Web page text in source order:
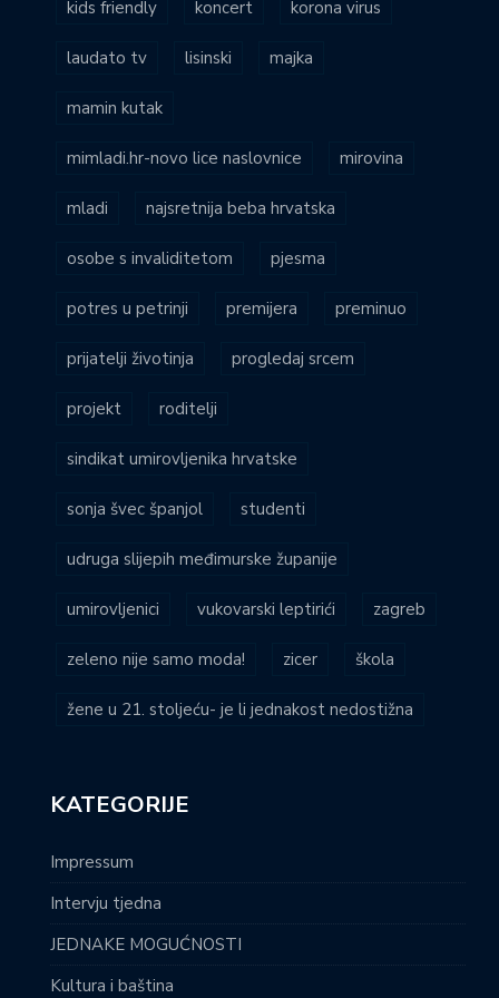
kids friendly koncert korona virus
laudato tv lisinski majka
mamin kutak
mimladi.hr-novo lice naslovnice mirovina
mladi najsretnija beba hrvatska
osobe s invaliditetom pjesma
potres u petrinji premijera preminuo
prijatelji životinja progledaj srcem
projekt roditelji
sindikat umirovljenika hrvatske
sonja švec španjol studenti
udruga slijepih međimurske županije
umirovljenici vukovarski leptirići zagreb
zeleno nije samo moda! zicer škola
žene u 21. stoljeću- je li jednakost nedostižna
KATEGORIJE
Impressum
Intervju tjedna
JEDNAKE MOGUĆNOSTI
Kultura i baština